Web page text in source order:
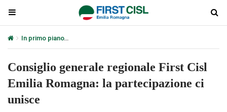
In primo piano
Consiglio generale regionale First Cisl
Emilia Romagna: la partecipazione ci
unisce